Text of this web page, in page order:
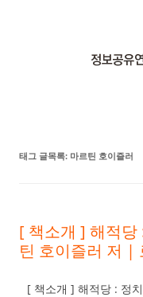
태그 글목록: 마르틴 호이즐러
[ 책소개 ] 해적당
틴 호이즐러 저 |
[ 책소개 ] 해적당 : 정